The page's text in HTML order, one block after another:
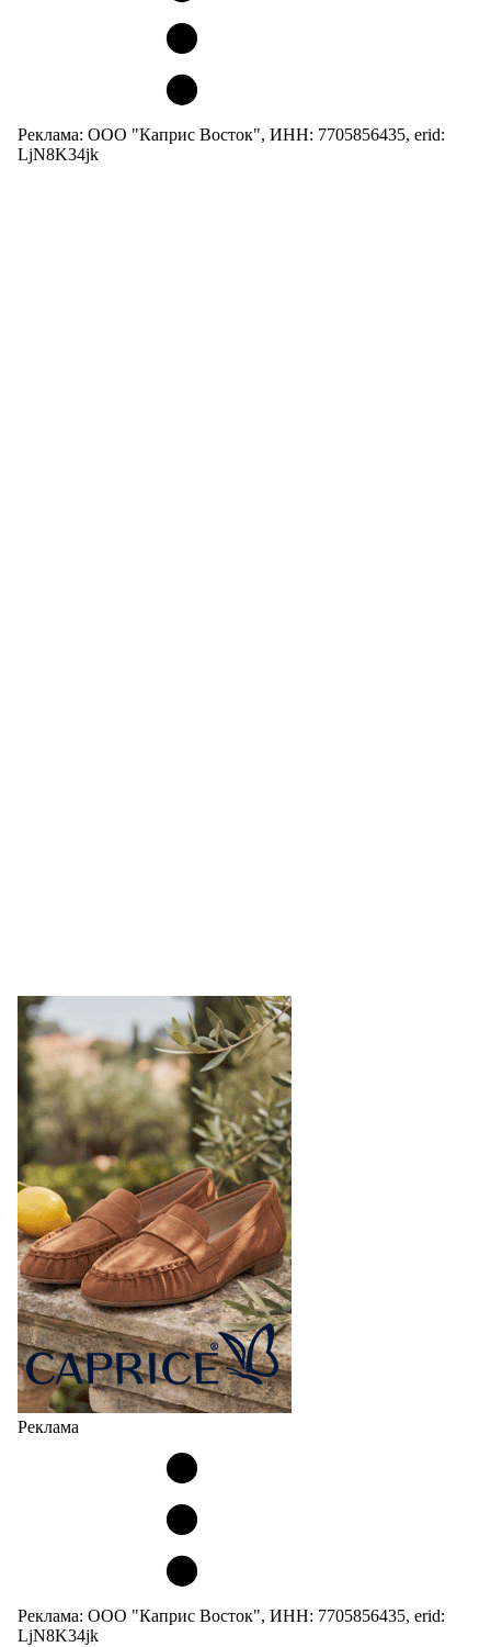
Реклама: ООО "Каприс Восток", ИНН: 7705856435, erid:
LjN8K34jk
Реклама
Реклама: ООО "Каприс Восток", ИНН: 7705856435, erid:
LjN8K34jk